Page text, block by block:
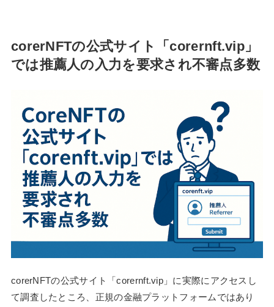
corerNFTの公式サイト「corernft.vip」
では推薦人の入力を要求され不審点多数
corerNFTの公式サイト「corernft.vip」に実際にアクセスし
て調査したところ、正規の金融プラットフォームではあり